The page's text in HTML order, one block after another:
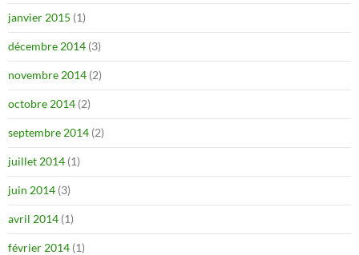
janvier 2015 (1)
décembre 2014 (3)
novembre 2014 (2)
octobre 2014 (2)
septembre 2014 (2)
juillet 2014 (1)
juin 2014 (3)
avril 2014 (1)
février 2014 (1)